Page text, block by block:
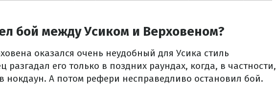
бой между Усиком и Верховеном?
оказался очень неудобный для Усика стиль
разгадал его только в поздних раундах, когда, в частности,
нокдаун. А потом рефери несправедливо остановил бой.